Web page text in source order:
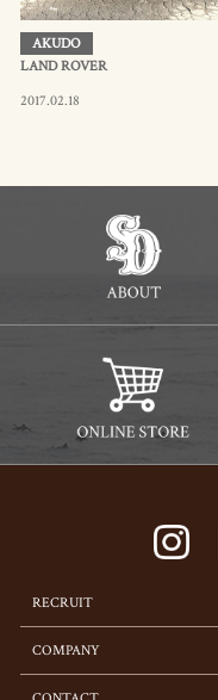
AKUDO
LAND ROVER
2017.02.18
RECRUIT
COMPANY